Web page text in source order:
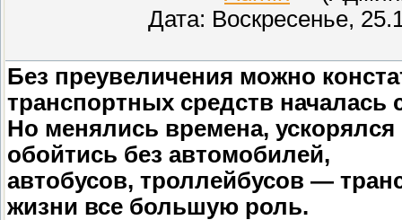
Дата: Воскресенье,
Без преувеличения можно
транспортных средств началась
Но менялись времена,
обойтись без автомобилей,
автобусов, троллейбусов —
жизни все большую роль.